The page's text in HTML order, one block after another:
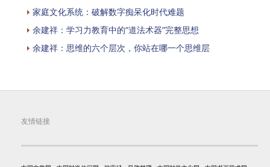
家庭文化系统：破解数字痴呆化时代难题
余建祥：学习力教育中的“道法术器”完整思想
余建祥：思维的六个层次，你站在哪一个思维层
友情链接